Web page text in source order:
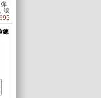
讓
於
寸
鍊